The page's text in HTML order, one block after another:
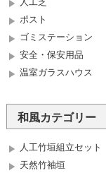
ポスト
ゴミステーション
安全・保安用品
温室ガラスハウス
和風カテゴリー
人工竹垣組立セット
天然竹袖垣